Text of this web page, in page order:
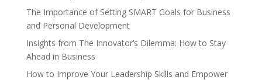
The Importance of Setting SMART Goals for Business
and Personal Development
Insights from The Innovator’s Dilemma: How to Stay
Ahead in Business
How to Improve Your Leadership Skills and Empower